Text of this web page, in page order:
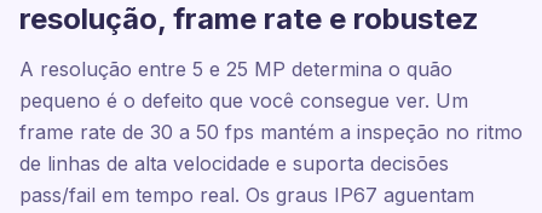
resolução, frame rate e robustez
A resolução entre 5 e 25 MP determina o quão
pequeno é o defeito que você consegue ver. Um
frame rate de 30 a 50 fps mantém a inspeção no ritmo
de linhas de alta velocidade e suporta decisões
pass/fail em tempo real. Os graus IP67 aguentam